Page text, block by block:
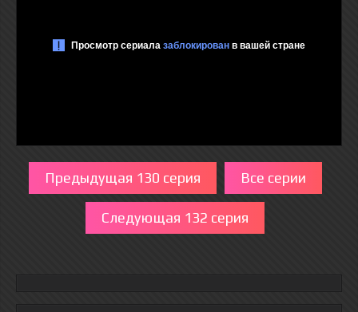
Предыдущая 130 серия Все серии
Следующая 132 серия